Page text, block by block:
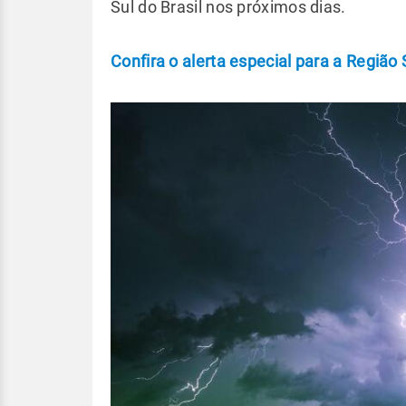
Sul do Brasil nos próximos dias.
Confira o alerta especial para a Região